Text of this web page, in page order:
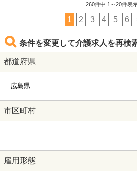
260件中 1～20件表
1 2 3 4 5 6
条件を変更して介護求人を再検
都道府県
市区町村
雇用形態